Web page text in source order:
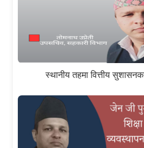
स्थानीय तहमा वित्तीय